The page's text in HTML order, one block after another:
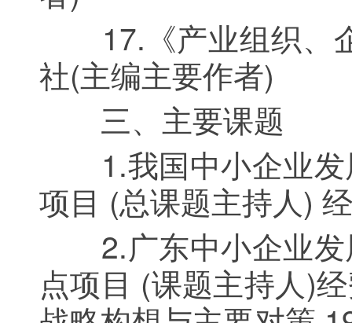
17.《产业组织、
社(主编主要作者)
三、主要课题
1.我国中小企业发
项目 (总课题主持人)
2.广东中小企业发
点项目 (课题主持人)